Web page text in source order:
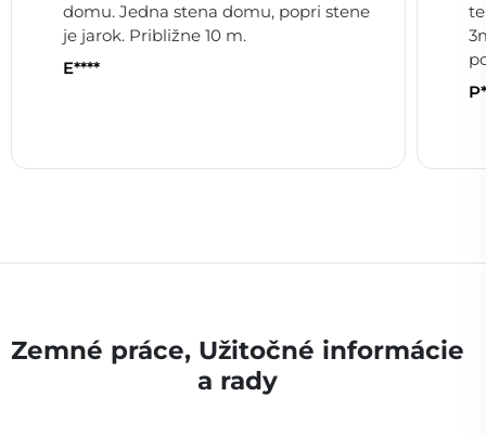
domu. Jedna stena domu, popri stene
je jarok. Približne 10 m.
E****
Zemné práce, Užitočné informácie
a rady